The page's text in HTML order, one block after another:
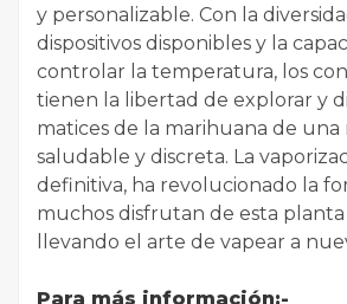
y personalizable. Con la
dispositivos disponibles y la
controlar la temperatura, los
tienen la libertad de explorar y
matices de la marihuana de una
saludable y discreta. La
definitiva, ha revolucionado la
muchos disfrutan de esta planta
llevando el arte de vapear a
Para más información:-